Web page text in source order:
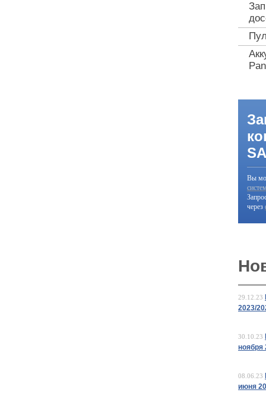
Вы
через
29.12.23
2023/
30.10.23
ноября
08.06.23
июня